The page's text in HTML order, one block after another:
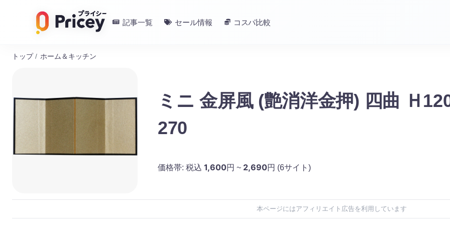
記事一覧 セール情報 コスパ比較
トップ / ホーム＆キッチン
ミニ 金屏風 (艶消洋金押) 四曲 Ｈ
270
価格帯: 税込 1,600円 ~ 2,690円 (6サイト)
本ページにはアフィリエイト広告を利用しています